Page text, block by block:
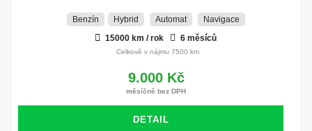
Benzín Hybrid Automat
Navigace
15000 km / rok
6 měsíců
Celkově v nájmu 7500 km
9.000 Kč
měsíčně bez DPH
DETAIL